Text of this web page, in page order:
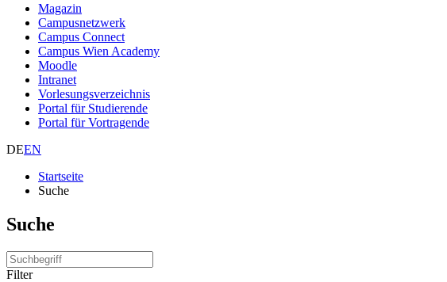
Magazin
Campusnetzwerk
Campus Connect
Campus Wien Academy
Moodle
Intranet
Vorlesungsverzeichnis
Portal für Studierende
Portal für Vortragende
DEEN
Startseite
Suche
Suche
Filter